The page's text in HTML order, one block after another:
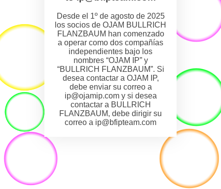
Desde el 1º de agosto de 2025
los socios de OJAM BULLRICH
FLANZBAUM han comenzado
a operar como dos compañías
independientes bajo los
nombres “OJAM IP” y
“BULLRICH FLANZBAUM”. Si
desea contactar a OJAM IP,
debe enviar su correo a
ip@ojamip.com y si desea
contactar a BULLRICH
FLANZBAUM, debe dirigir su
correo a ip@bfipteam.com